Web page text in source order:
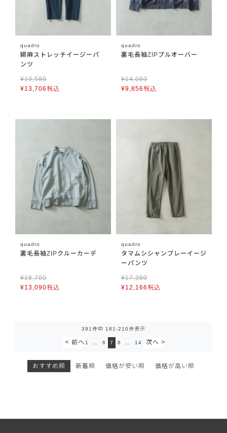
quadro
綿麻ストレッチイージーパ
ンツ
¥19,580
¥13,706税込
quadro
裏毛長袖ZIPプルオーバー
¥14,080
¥9,856税込
quadro
裏毛長袖ZIPクルーカーデ
¥18,700
¥13,090税込
quadro
タマムシシャンブレーイージ
ーパンツ
¥17,380
¥12,166税込
おすすめ順 新着順 価格が安い順 価格が高い順
391 件中 181 -210件表示
1 6 7 8 14